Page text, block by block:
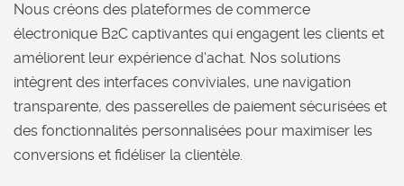
Nous créons des plateformes de commerce
électronique B2C captivantes qui engagent les clients et
améliorent leur expérience d'achat. Nos solutions
intègrent des interfaces conviviales, une navigation
transparente, des passerelles de paiement sécurisées et
des fonctionnalités personnalisées pour maximiser les
conversions et fidéliser la clientèle.